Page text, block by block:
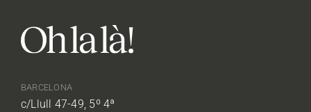
BARCELONA
c/Llull 47-49, 5º 4ª